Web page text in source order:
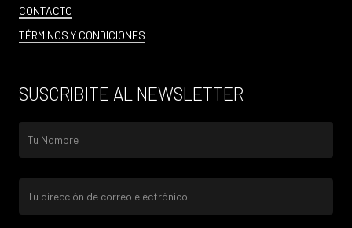
CONTACTO
TÉRMINOS Y CONDICIONES
SUSCRIBITE AL NEWSLETTER